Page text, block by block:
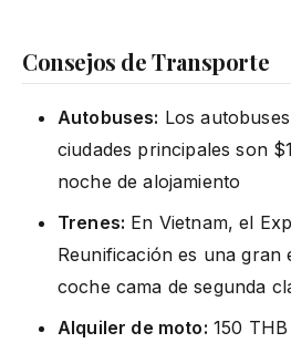
Consejos de Transporte
Autobuses: Los
ciudades principales son
noche de alojamiento
Trenes: En Vietnam, el
Reunificación es una gran
coche cama de segunda
Alquiler de moto: 150